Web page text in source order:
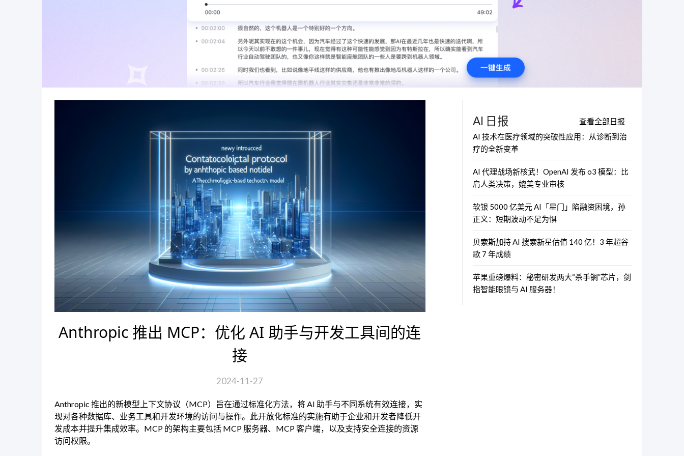
Anthropic 推出 MCP：优化 AI 助手与开发工具间的连
接
2024-11-27
Anthropic 推出的新模型上下文协议（MCP）旨在通过标准化方法，将 AI 助手与不同系统有效连接，实
现对各种数据库、业务工具和开发环境的访问与操作。此开放化标准的实施有助于企业和开发者降低开
发成本并提升集成效率。MCP 的架构主要包括 MCP 服务器、MCP 客户端，以及支持安全连接的资源
访问权限。
AI 日报
查看全部日报
AI 技术在医疗领域的突破性应用：从诊断到治
疗的全新变革
AI 代理战场新核武！OpenAI 发布 o3 模型：比
肩人类决策，媲美专业审核
软银 5000 亿美元 AI「星门」陷融资困境，孙
正义：短期波动不足为惧
贝索斯加持 AI 搜索新星估值 140 亿！3 年超谷
歌 7 年成绩
苹果重磅爆料：秘密研发两大“杀手锏”芯片，剑
指智能眼镜与 AI 服务器！